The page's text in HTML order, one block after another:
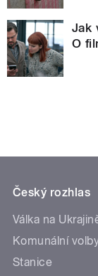
Jak
O
Český rozhlas
Válka na
Komunální
Stanice